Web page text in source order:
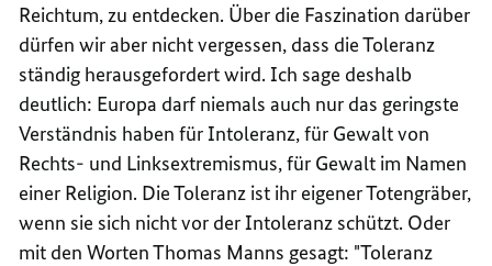
Reichtum, zu entdecken. Über die Faszination darüber
dürfen wir aber nicht vergessen, dass die Toleranz
ständig herausgefordert wird. Ich sage deshalb
deutlich: Europa darf niemals auch nur das geringste
Verständnis haben für Intoleranz, für Gewalt von
Rechts- und Linksextremismus, für Gewalt im Namen
einer Religion. Die Toleranz ist ihr eigener Totengräber,
wenn sie sich nicht vor der Intoleranz schützt. Oder
mit den Worten Thomas Manns gesagt: "Toleranz